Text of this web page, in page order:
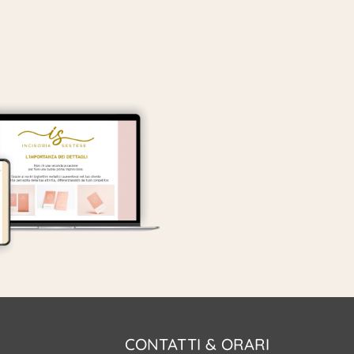
CONTATTI & ORARI